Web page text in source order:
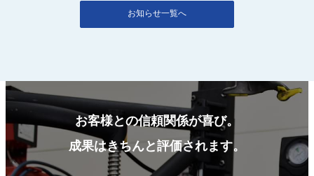
お知らせ一覧へ
お客様との信頼関係が喜び。
成果はきちんと評価されます。